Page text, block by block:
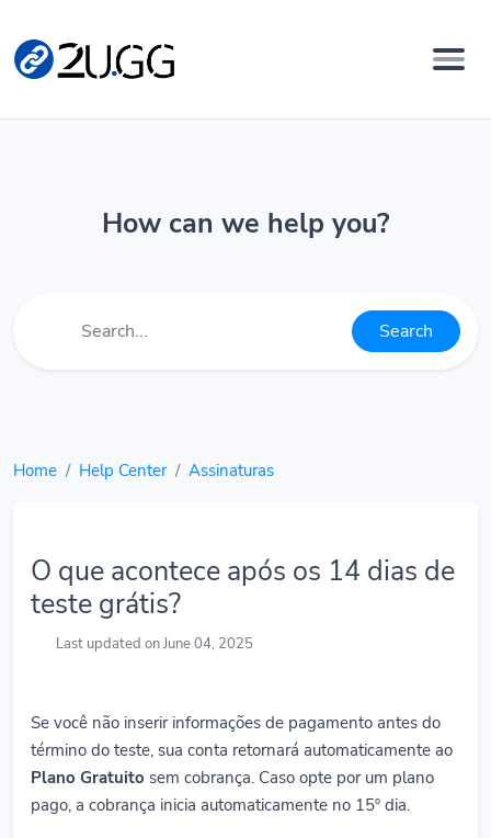
How can we help you?
Search
Home Help Center Assinaturas
O que acontece após os 14 dias de
teste grátis?
Last updated on June 04, 2025
Se você não inserir informações de pagamento antes do
término do teste, sua conta retornará automaticamente ao
Plano Gratuito sem cobrança. Caso opte por um plano
pago, a cobrança inicia automaticamente no 15º dia.